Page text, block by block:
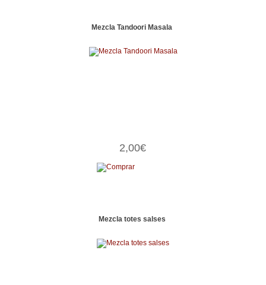
Mezcla Tandoori Masala
2,00€
Mezcla totes salses